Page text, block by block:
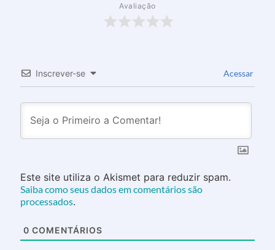
Avaliação
Inscrever-se Acessar
Este site utiliza o Akismet para reduzir spam.
Saiba como seus dados em comentários são
processados.
0 COMENTÁRIOS